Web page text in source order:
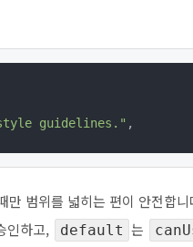
guidelines." ,
만 범위를 넓히는 편이 안전합니
인하고, default 는